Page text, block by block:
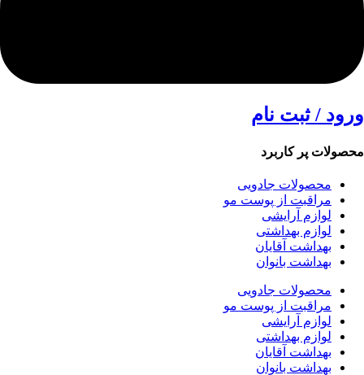
ورود / ثبت نام
محصولات پر کاربرد
محصولات جادویی
مراقبت از پوست مو
لوازم آرایشی
لوازم بهداشتی
بهداشت آقایان
بهداشت بانوان
محصولات جادویی
مراقبت از پوست مو
لوازم آرایشی
لوازم بهداشتی
بهداشت آقایان
بهداشت بانوان